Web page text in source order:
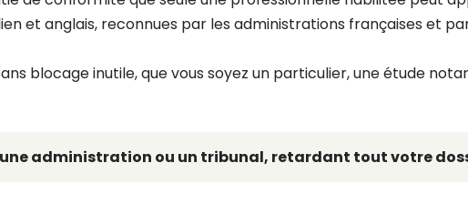
et anglais, reconnues par les administrations françaises et
blocage inutile, que vous soyez un particulier, une étude
administration ou un tribunal, retardant tout votre